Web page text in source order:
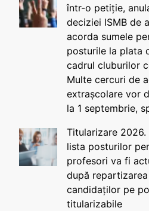
într-o petiție,
deciziei ISMB de
acorda sumele
posturile la plata
cadrul cluburilor
Multe cercuri de
extrașcolare vor
la 1 septembrie,
Titularizare 2026.
lista posturilor
profesori va fi
după repartizarea
candidaților pe
titularizabile